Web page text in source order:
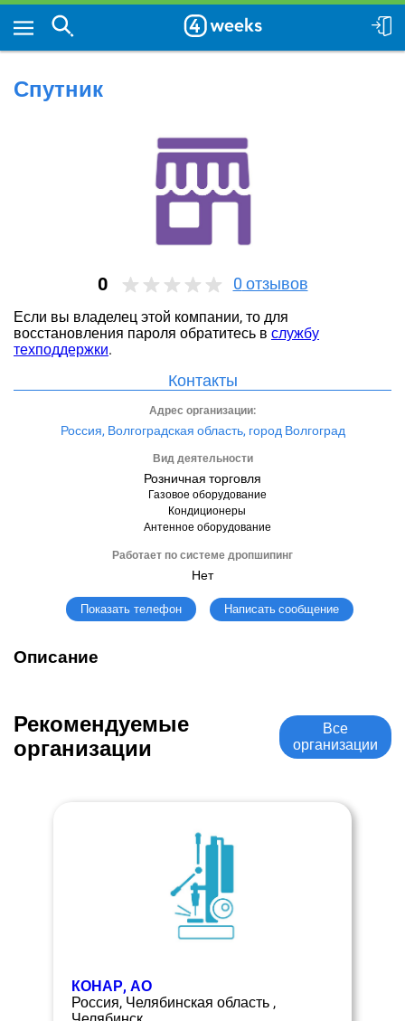
Спутник
0 0 отзывов
Если вы владелец этой компании, то для
восстановления пароля обратитесь в службу
техподдержки.
Контакты
Адрес организации:
Россия, Волгоградская область, город Волгоград
Вид деятельности
Розничная торговля
Газовое оборудование
Кондиционеры
Антенное оборудование
Работает по системе дропшипинг
Нет
Показать телефон Написать сообщение
Описание
Рекомендуемые
организации
Все
организации
КОНАР, АО
Россия, Челябинская область ,